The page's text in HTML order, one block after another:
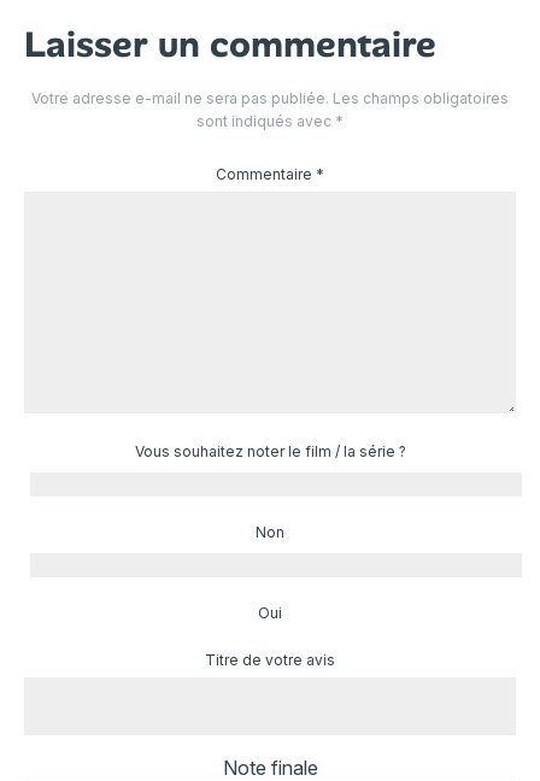
Laisser un commentaire
Votre adresse e-mail ne sera pas publiée. Les champs obligatoires
sont indiqués avec *
Commentaire *
Vous souhaitez noter le film / la série ?
Non
Oui
Titre de votre avis
Note finale